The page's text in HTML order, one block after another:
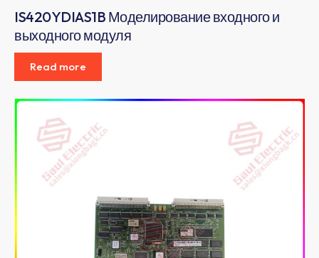
IS420YDIAS1B Моделирование входного и
выходного модуля
Read more